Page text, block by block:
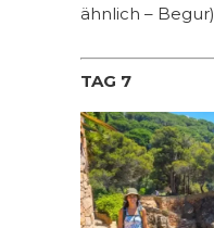
ähnlich – Begur)
TAG 7